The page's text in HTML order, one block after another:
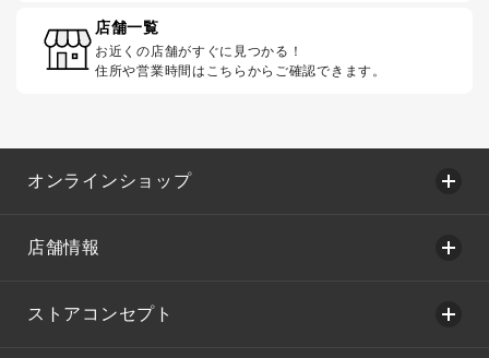
店舗一覧
お近くの店舗がすぐに見つかる！
住所や営業時間はこちらからご確認できます。
オンラインショップ
店舗情報
ストアコンセプト